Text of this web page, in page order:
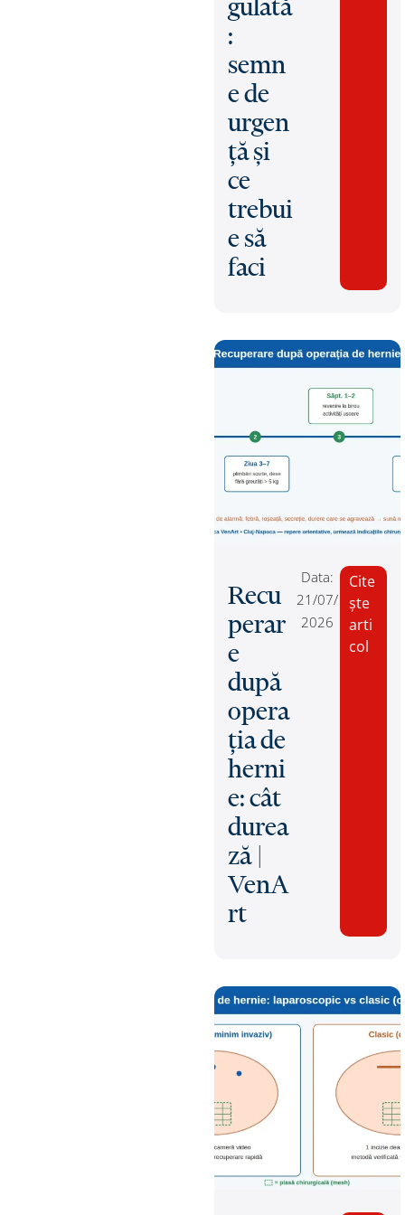
gulată
:
semn
e de
urgen
ță și
ce
trebui
e să
faci
Recu
perar
e
după
opera
ția de
herni
e: cât
durea
ză |
VenA
rt
Data:
21/07/
2026
Cite
ște
arti
col